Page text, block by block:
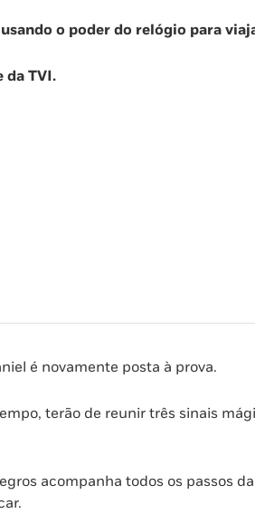
o poder do relógio para
da TVI.
é novamente posta à prova.
terão de reunir três sinais
acompanha todos os passos